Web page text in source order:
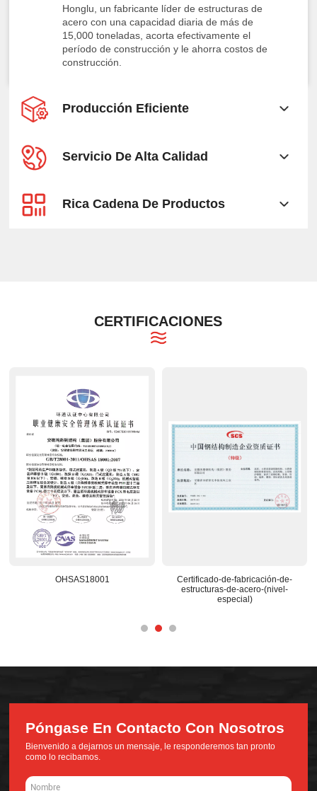
Honglu, un fabricante líder de estructuras de
acero con una capacidad diaria de más de
15,000 toneladas, acorta efectivamente el
período de construcción y le ahorra costos de
construcción.
Producción Eficiente
Servicio De Alta Calidad
Rica Cadena De Productos
CERTIFICACIONES
Certificado-de-fabricación-de-
estructuras-de-acero-(nivel-
Centro-de-I+D-
nacional
Póngase En Contacto Con Nosotros
Bienvenido a dejarnos un mensaje, le responderemos tan pronto
como lo recibamos.